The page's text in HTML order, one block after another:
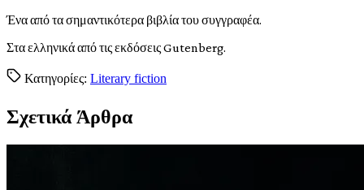
Ένα από τα σημαντικότερα βιβλία του συγγραφέα.
Στα ελληνικά από τις εκδόσεις Gutenberg.
Κατηγορίες: Literary fiction
Σχετικά Άρθρα